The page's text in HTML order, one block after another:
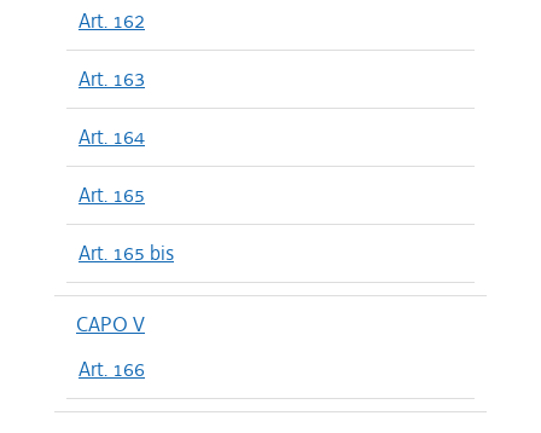
Art. 162
Art. 163
Art. 164
Art. 165
Art. 165 bis
CAPO V
Art. 166